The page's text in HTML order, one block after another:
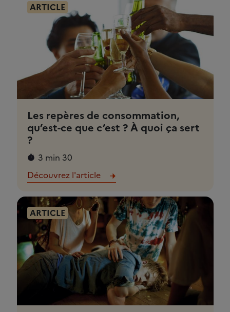
ARTICLE
Les repères de consommation,
qu’est-ce que c’est ? À quoi ça sert
?
3 min 30
Découvrez l'article
ARTICLE